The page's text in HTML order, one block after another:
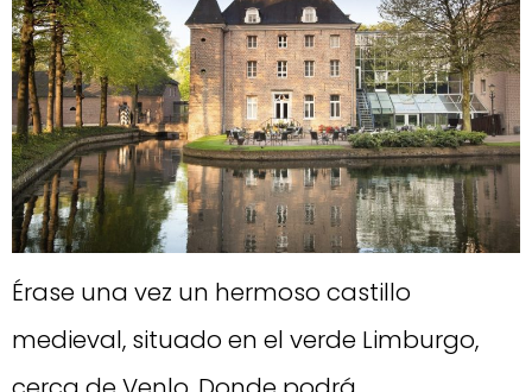
Érase una vez un hermoso castillo
medieval, situado en el verde Limburgo,